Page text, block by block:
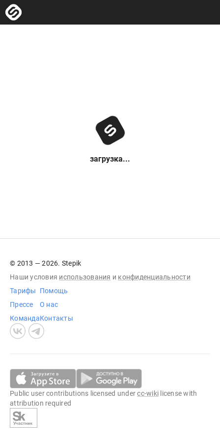
загрузка...
© 2013 — 2026. Stepik
Наши условия использования и конфиденциальности
Тарифы
Прессе
Команда
Помощь
О нас
Контакты
Public user contributions licensed undercc-wiki license with
attribution required